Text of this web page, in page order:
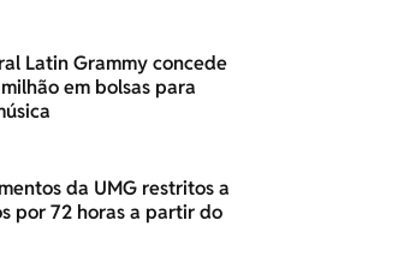
Latin Grammy concede
em bolsas para
da UMG restritos a
por 72 horas a partir do